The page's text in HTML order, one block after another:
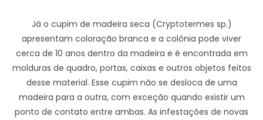
Já o cupim de madeira seca (Cryptotermes sp.)
apresentam coloração branca e a colônia pode viver
cerca de 10 anos dentro da madeira e é encontrada em
molduras de quadro, portas, caixas e outros objetos feitos
desse material. Esse cupim não se desloca de uma
madeira para a outra, com exceção quando existir um
ponto de contato entre ambas. As infestações de novas